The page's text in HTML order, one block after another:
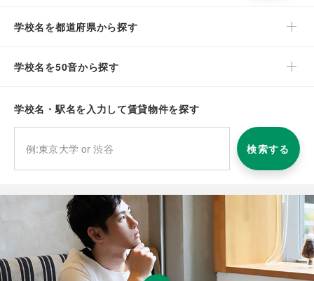
学校名を都道府県から探す
学校名を50音から探す
学校名・駅名を入力して賃貸物件を探す
検索する